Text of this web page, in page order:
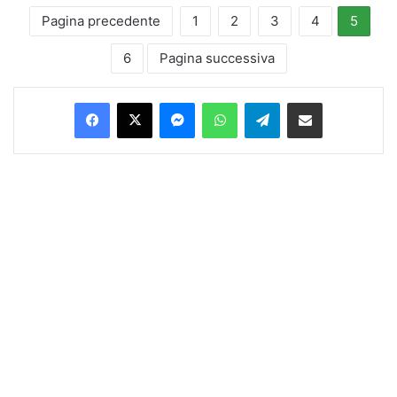
Pagina precedente 1 2 3 4 5
6 Pagina successiva
Facebook
X MessengerWhatsAppTelegramCondividi via Email